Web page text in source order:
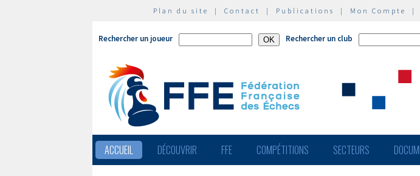
Plan du site | Contact | Publications | Mon Compte |
Rechercher un joueur Rechercher un club
ACCUEIL DÉCOUVRIR FFE COMPÉTITIONS SECTEURS